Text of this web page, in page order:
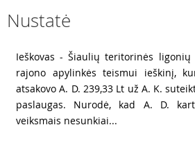
Nustatė
Ieškovas - Šiaulių teritorinės ligonių
rajono apylinkės teismui ieškinį,
atsakovo A. D. 239,33 Lt už A. K.
paslaugas. Nurodė, kad A. D.
veiksmais nesunkiai...